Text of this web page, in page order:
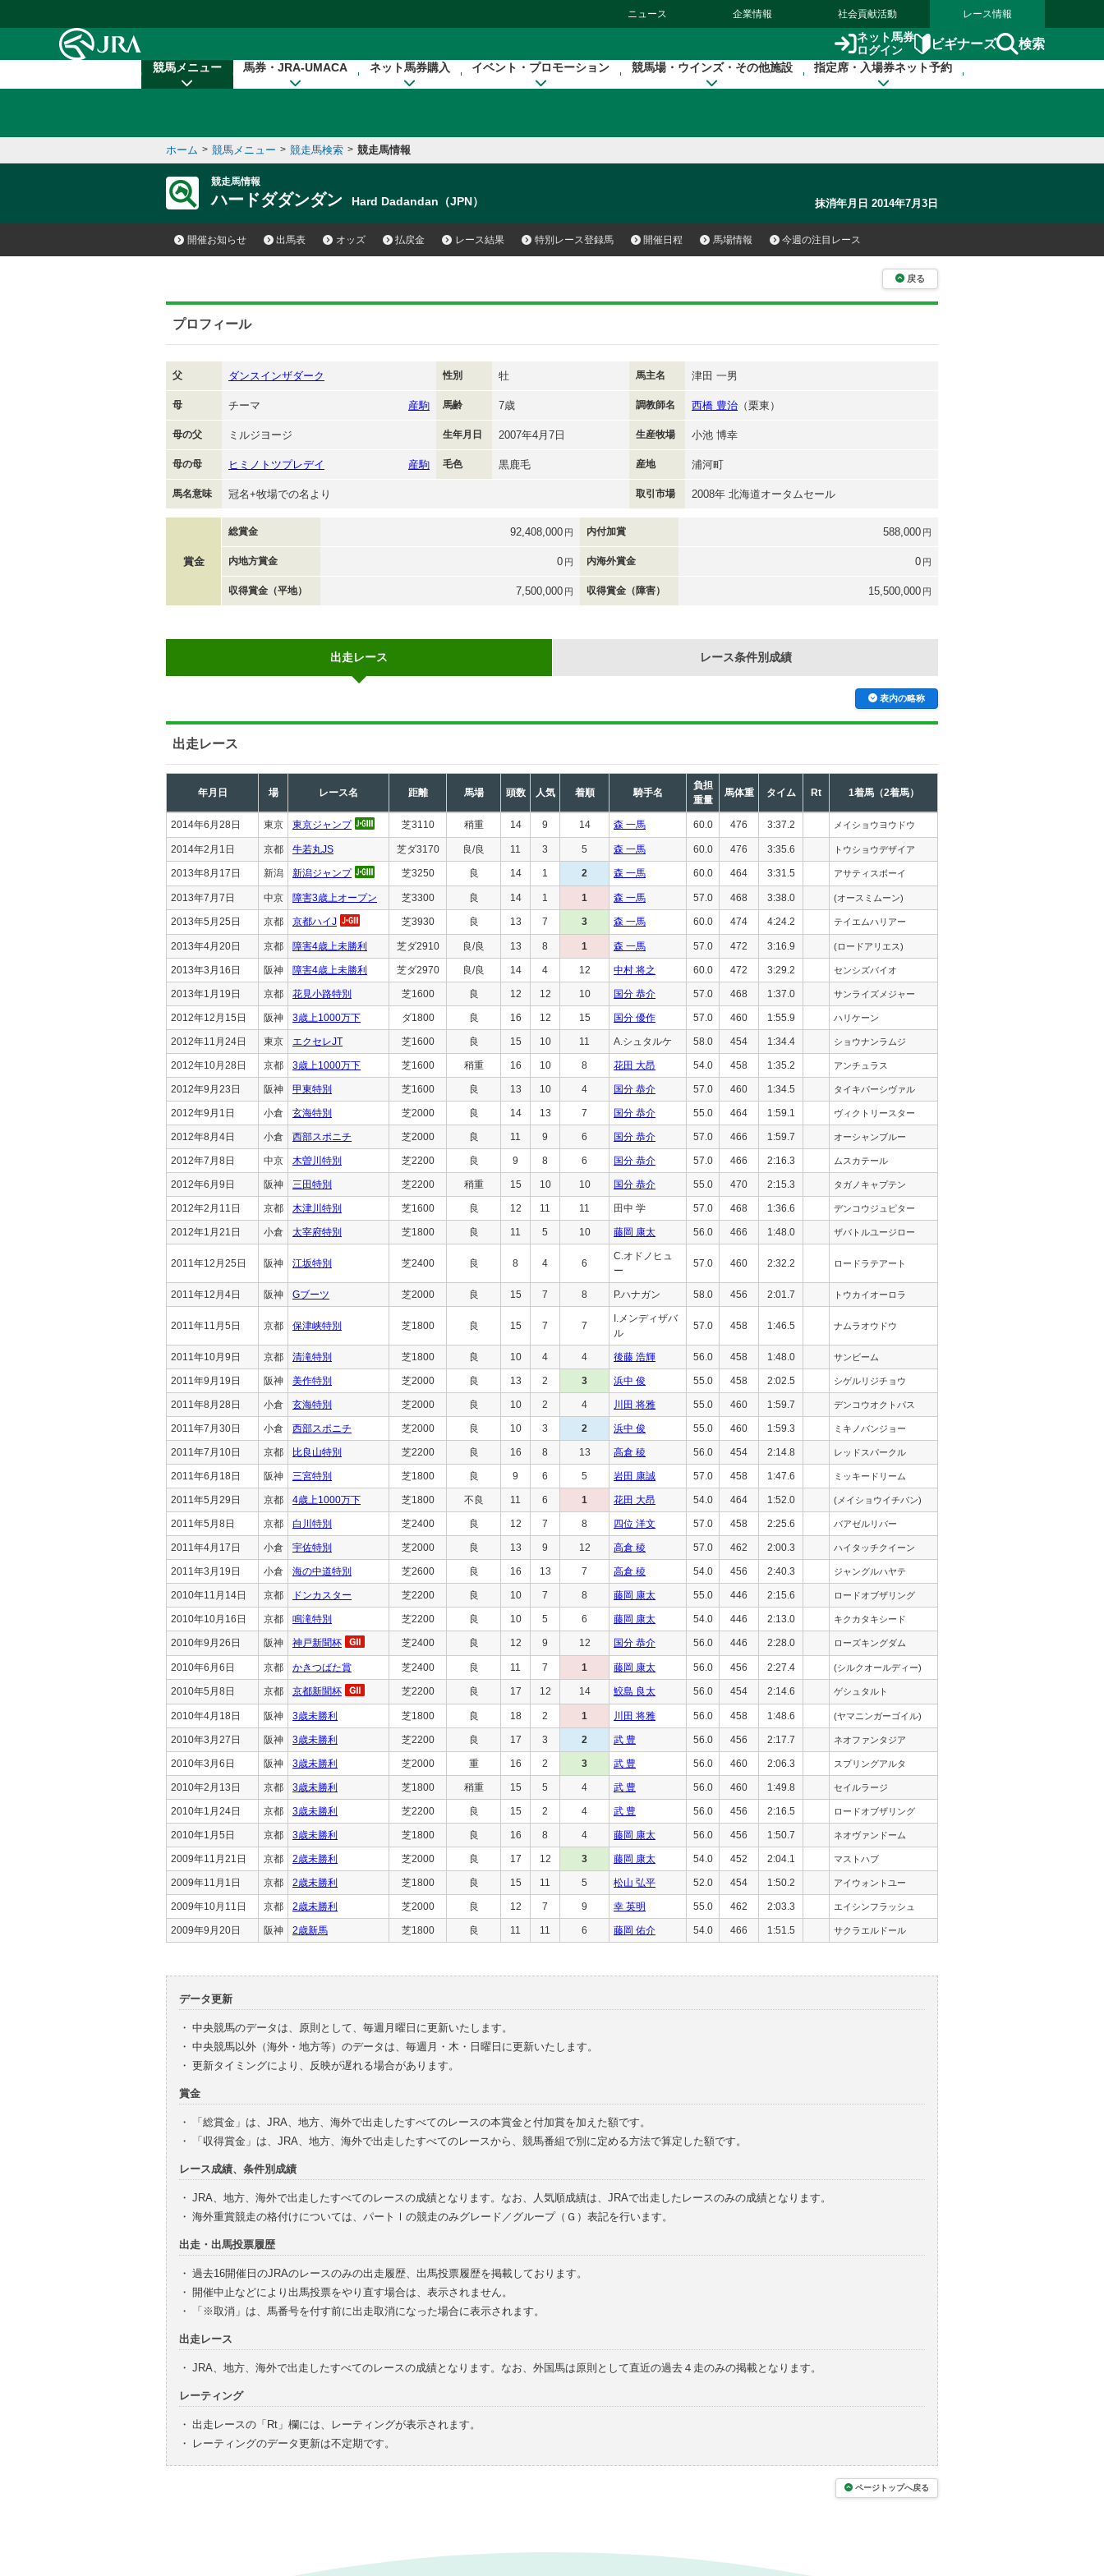
ニュース 企業情報 社会貢献活動 レース情報
ネット馬券
ログイン
ビギナーズ 検索
競馬メニュー 馬券・JRA-UMACA ネット馬券購入 イベント・プロモーション 競馬場・ウインズ・その他施設 指定席・入場券ネット予約
ホーム > 競馬メニュー > 競走馬検索 > 競走馬情報
競走馬情報
ハードダダンダン Hard Dadandan（JPN） 抹消年月日 2014年7月3日
開催お知らせ 出馬表 オッズ 払戻金 レース結果 特別レース登録馬 開催日程 馬場情報 今週の注目レース
戻る
プロフィール
父 ダンスインザダーク 性別 牡 馬主名 津田 一男
母 チーマ 産駒 馬齢 7歳 調教師名 西橋 豊治 （栗東）
母の父 ミルジヨージ 生年月日 2007年4月7日 生産牧場 小池 博幸
母の母 ヒミノトツプレデイ 産駒 毛色 黒鹿毛 産地 浦河町
馬名意味 冠名+牧場での名より 取引市場 2008年 北海道オータムセール
賞金
総賞金 92,408,000 円 内付加賞 588,000 円
内地方賞金 0 円 内海外賞金 0 円
収得賞金（平地） 7,500,000 円 収得賞金（障害） 15,500,000 円
出走レース レース条件別成績
表内の略称
出走レース
年月日 場 レース名 距離 馬場 頭数 人気 着順 騎手名
負担
重量
馬体重 タイム Rt 1着馬（2着馬）
2014年6月28日 東京 東京ジャンプ 芝3110 稍重 14 9 14 森 一馬 60.0 476 3:37.2 メイショウヨウドウ
2014年2月1日 京都 牛若丸JS 芝ダ3170 良/良 11 3 5 森 一馬 60.0 476 3:35.6 トウショウデザイア
2013年8月17日 新潟 新潟ジャンプ 芝3250 良 14 1 2 森 一馬 60.0 464 3:31.5 アサティスボーイ
2013年7月7日 中京 障害3歳上オープン 芝3300 良 14 1 1 森 一馬 57.0 468 3:38.0 (オースミムーン)
2013年5月25日 京都 京都ハイJ 芝3930 良 13 7 3 森 一馬 60.0 474 4:24.2 テイエムハリアー
2013年4月20日 京都 障害4歳上未勝利 芝ダ2910 良/良 13 8 1 森 一馬 57.0 472 3:16.9 (ロードアリエス)
2013年3月16日 阪神 障害4歳上未勝利 芝ダ2970 良/良 14 4 12 中村 将之 60.0 472 3:29.2 センシズバイオ
2013年1月19日 京都 花見小路特別 芝1600 良 12 12 10 国分 恭介 57.0 468 1:37.0 サンライズメジャー
2012年12月15日 阪神 3歳上1000万下 ダ1800 良 16 12 15 国分 優作 57.0 460 1:55.9 ハリケーン
2012年11月24日 東京 エクセレJT 芝1600 良 15 10 11 A.シュタルケ 58.0 454 1:34.4 ショウナンラムジ
2012年10月28日 京都 3歳上1000万下 芝1600 稍重 16 10 8 花田 大昂 54.0 458 1:35.2 アンチュラス
2012年9月23日 阪神 甲東特別 芝1600 良 13 10 4 国分 恭介 57.0 460 1:34.5 タイキパーシヴァル
2012年9月1日 小倉 玄海特別 芝2000 良 14 13 7 国分 恭介 55.0 464 1:59.1 ヴィクトリースター
2012年8月4日 小倉 西部スポニチ 芝2000 良 11 9 6 国分 恭介 57.0 466 1:59.7 オーシャンブルー
2012年7月8日 中京 木曽川特別 芝2200 良 9 8 6 国分 恭介 57.0 466 2:16.3 ムスカテール
2012年6月9日 阪神 三田特別 芝2200 稍重 15 10 10 国分 恭介 55.0 470 2:15.3 タガノキャプテン
2012年2月11日 京都 木津川特別 芝1600 良 12 11 11 田中 学 57.0 468 1:36.6 デンコウジュピター
2012年1月21日 小倉 太宰府特別 芝1800 良 11 5 10 藤岡 康太 56.0 466 1:48.0 ザバトルユージロー
2011年12月25日 阪神 江坂特別 芝2400 良 8 4 6
C.オドノヒュ
ー
57.0 460 2:32.2 ロードラテアート
2011年12月4日 阪神 Gブーツ 芝2000 良 15 7 8 P.ハナガン 58.0 456 2:01.7 トウカイオーロラ
2011年11月5日 京都 保津峡特別 芝1800 良 15 7 7
I.メンディザバ
ル
57.0 458 1:46.5 ナムラオウドウ
2011年10月9日 京都 清滝特別 芝1800 良 10 4 4 後藤 浩輝 56.0 458 1:48.0 サンビーム
2011年9月19日 阪神 美作特別 芝2000 良 13 2 3 浜中 俊 55.0 458 2:02.5 シゲルリジチョウ
2011年8月28日 小倉 玄海特別 芝2000 良 10 2 4 川田 将雅 55.0 460 1:59.7 デンコウオクトパス
2011年7月30日 小倉 西部スポニチ 芝2000 良 10 3 2 浜中 俊 55.0 460 1:59.3 ミキノバンジョー
2011年7月10日 京都 比良山特別 芝2200 良 16 8 13 高倉 稜 56.0 454 2:14.8 レッドスパークル
2011年6月18日 阪神 三宮特別 芝1800 良 9 6 5 岩田 康誠 57.0 458 1:47.6 ミッキードリーム
2011年5月29日 京都 4歳上1000万下 芝1800 不良 11 6 1 花田 大昂 54.0 464 1:52.0 (メイショウイチバン)
2011年5月8日 京都 白川特別 芝2400 良 12 7 8 四位 洋文 57.0 458 2:25.6 バアゼルリバー
2011年4月17日 小倉 宇佐特別 芝2000 良 13 9 12 高倉 稜 57.0 462 2:00.3 ハイタッチクイーン
2011年3月19日 小倉 海の中道特別 芝2600 良 16 13 7 高倉 稜 54.0 456 2:40.3 ジャングルハヤテ
2010年11月14日 京都 ドンカスター 芝2200 良 10 7 8 藤岡 康太 55.0 446 2:15.6 ロードオブザリング
2010年10月16日 京都 鳴滝特別 芝2200 良 10 5 6 藤岡 康太 54.0 446 2:13.0 キクカタキシード
2010年9月26日 阪神 神戸新聞杯 芝2400 良 12 9 12 国分 恭介 56.0 446 2:28.0 ローズキングダム
2010年6月6日 京都 かきつばた賞 芝2400 良 11 7 1 藤岡 康太 56.0 456 2:27.4 (シルクオールディー)
2010年5月8日 京都 京都新聞杯 芝2200 良 17 12 14 鮫島 良太 56.0 454 2:14.6 ゲシュタルト
2010年4月18日 阪神 3歳未勝利 芝1800 良 18 2 1 川田 将雅 56.0 458 1:48.6 (ヤマニンガーゴイル)
2010年3月27日 阪神 3歳未勝利 芝2200 良 17 3 2 武 豊 56.0 456 2:17.7 ネオファンタジア
2010年3月6日 阪神 3歳未勝利 芝2000 重 16 2 3 武 豊 56.0 460 2:06.3 スプリングアルタ
2010年2月13日 京都 3歳未勝利 芝1800 稍重 15 5 4 武 豊 56.0 460 1:49.8 セイルラージ
2010年1月24日 京都 3歳未勝利 芝2200 良 15 2 4 武 豊 56.0 456 2:16.5 ロードオブザリング
2010年1月5日 京都 3歳未勝利 芝1800 良 16 8 4 藤岡 康太 56.0 456 1:50.7 ネオヴァンドーム
2009年11月21日 京都 2歳未勝利 芝2000 良 17 12 3 藤岡 康太 54.0 452 2:04.1 マストハブ
2009年11月1日 京都 2歳未勝利 芝1800 良 15 11 5 松山 弘平 52.0 454 1:50.2 アイウォントユー
2009年10月11日 京都 2歳未勝利 芝2000 良 12 7 9 幸 英明 55.0 462 2:03.3 エイシンフラッシュ
2009年9月20日 阪神 2歳新馬 芝1800 良 11 11 6 藤岡 佑介 54.0 466 1:51.5 サクラエルドール
データ更新
・ 中央競馬のデータは、原則として、毎週月曜日に更新いたします。
・ 中央競馬以外（海外・地方等）のデータは、毎週月・木・日曜日に更新いたします。
・ 更新タイミングにより、反映が遅れる場合があります。
賞金
・
「総賞金」は、JRA、地方、海外で出走したすべてのレースの本賞金と付加賞を加えた額です。
・
「収得賞金」は、JRA、地方、海外で出走したすべてのレースから、競馬番組で別に定める方法で算定した額です。
レース成績、条件別成績
・ JRA、地方、海外で出走したすべてのレースの成績となります。なお、人気順成績は、JRAで出走したレースのみの成績となります。
・ 海外重賞競走の格付けについては、パートⅠの競走のみグレード／グループ（Ｇ）表記を行います。
出走・出馬投票履歴
・ 過去16開催日のJRAのレースのみの出走履歴、出馬投票履歴を掲載しております。
・ 開催中止などにより出馬投票をやり直す場合は、表示されません。
・
「※取消」は、馬番号を付す前に出走取消になった場合に表示されます。
出走レース
・ JRA、地方、海外で出走したすべてのレースの成績となります。なお、外国馬は原則として直近の過去４走のみの掲載となります。
レーティング
・ 出走レースの「Rt」欄には、レーティングが表示されます。
・
レーティングのデータ更新は不定期です。
ページトップへ戻る